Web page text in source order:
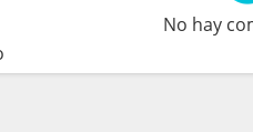
No hay